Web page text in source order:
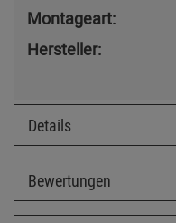
Montageart:
Hersteller:
Details
Bewertungen